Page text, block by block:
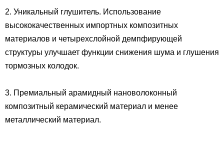
2. Уникальный глушитель. Использование
высококачественных импортных композитных
материалов и четырехслойной демпфирующей
структуры улучшает функции снижения шума и глушения
тормозных колодок.
3. Премиальный арамидный нановолоконный
композитный керамический материал и менее
металлический материал.